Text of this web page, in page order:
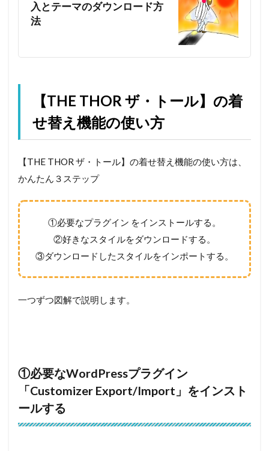
入とテーマのダウンロード方
法
【THE THOR ザ・トール】の着
せ替え機能の使い方
【THE THOR ザ・トール】の着せ替え機能の使い方は、
かんたん３ステップ
①必要なプラグイン をインストールする。
②好きなスタイルをダウンロードする。
③ダウンロードしたスタイルをインポートする。
一つずつ図解で説明します。
①必要なWordPressプラグイン
「Customizer Export/Import」をインスト
ールする